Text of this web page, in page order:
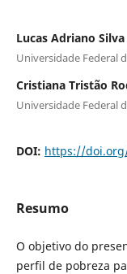
Lucas Adriano Silva
Universidade Federal
Cristiana Tristão
Universidade Federal
DOI: https://doi.org/
Resumo
O objetivo do
perfil de pobreza